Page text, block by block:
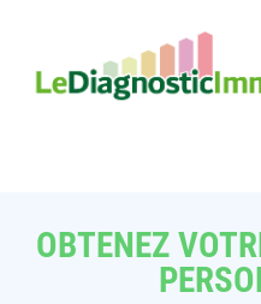
OBTENEZ